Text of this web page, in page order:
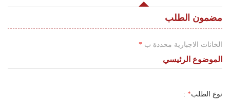
العربية
مضمون الطلب
الخانات الاجبارية محددة ب *
الموضوع الرئيسي
نوع الطلب*
: